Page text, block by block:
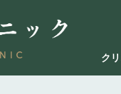
ク